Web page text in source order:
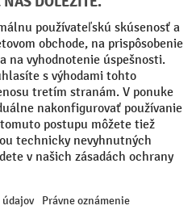
údajov
costsand possible delivery charges,